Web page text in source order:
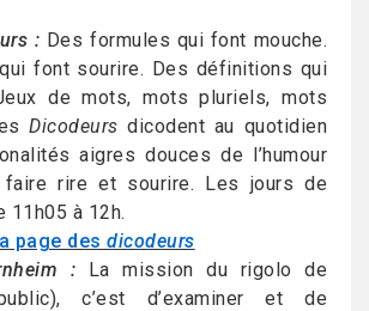
: Des formules qui font mouche.
font sourire. Des définitions qui
de mots, mots pluriels, mots
Dicodeurs dicodent au quotidien
aigres douces de l’humour
faire rire et sourire. Les jours de
11h05 à 12h.
page des dicodeurs
: La mission du rigolo de
c’est d’examiner et de